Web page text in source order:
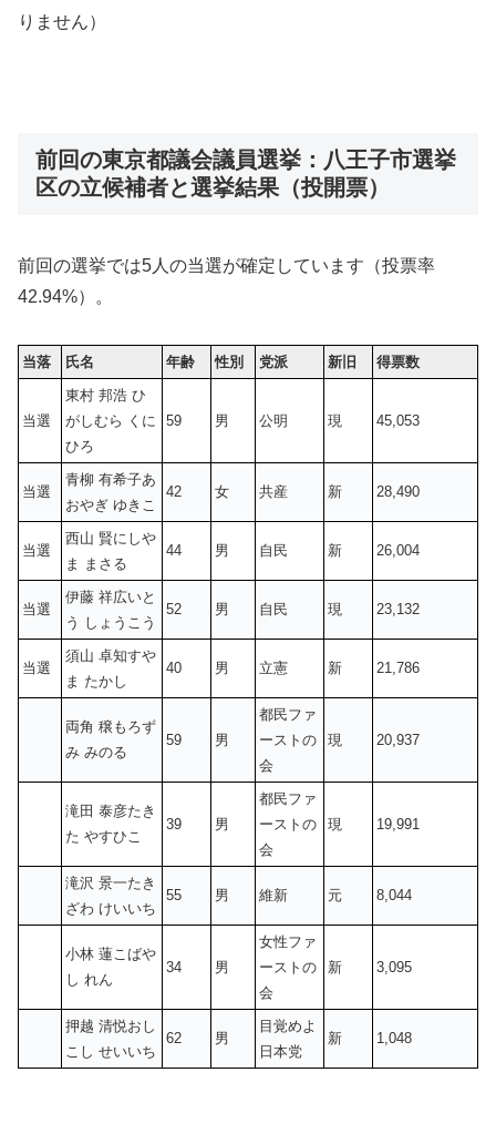
りません）
前回の東京都議会議員選挙：八王子市選挙
区の立候補者と選挙結果（投開票）
前回の選挙では5人の当選が確定しています（投票率
42.94%）。
当落 氏名 年齢 性別 党派 新旧 得票数
当選
東村 邦浩 ひ
がしむら くに
ひろ
59 男 公明 現 45,053
当選
青柳 有希子あ
おやぎ ゆきこ
42 女 共産 新 28,490
当選
西山 賢にしや
ま まさる
44 男 自民 新 26,004
当選
伊藤 祥広いと
う しょうこう
52 男 自民 現 23,132
当選
須山 卓知すや
ま たかし
40 男 立憲 新 21,786
両角 穣もろず
み みのる
59 男
都民ファ
ーストの
会
現 20,937
滝田 泰彦たき
た やすひこ
39 男
都民ファ
ーストの
会
現 19,991
滝沢 景一たき
ざわ けいいち
55 男 維新 元 8,044
小林 蓮こばや
し れん
34 男
女性ファ
ーストの
会
新 3,095
押越 清悦おし
こし せいいち
62 男
目覚めよ
日本党
新 1,048